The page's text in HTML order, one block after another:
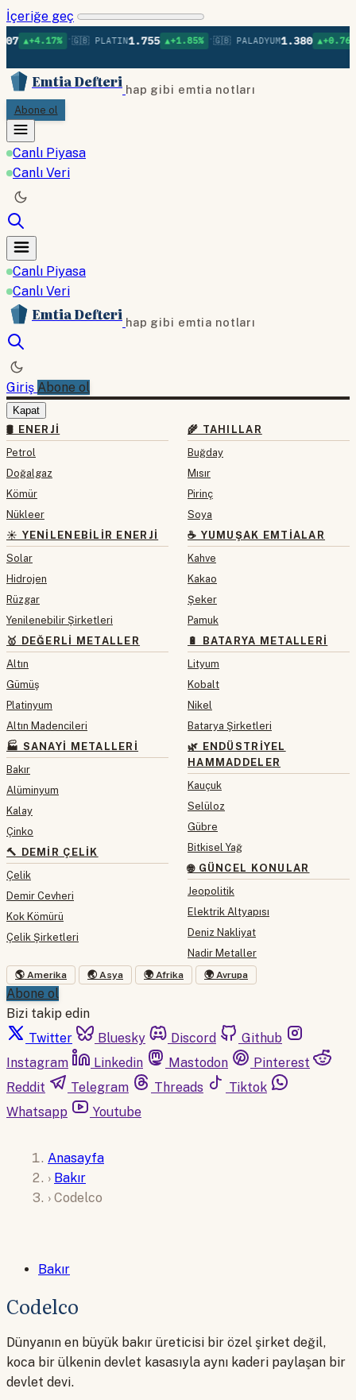
İçeriğe geç
• 🇬🇧 PLATIN1.755 ▲+1.85% • 🇬🇧 PALADYUM 1.380 ▲+0.76% • 🇬🇧
Emtia Defteri hap gibi emtia notları
Abone ol
Canlı Piyasa
Canlı Veri
Canlı Piyasa
Canlı Veri
Emtia Defteri hap gibi emtia notları
Giriş Abone ol
Kapat
🛢 ENERJI
Petrol
Doğalgaz
Kömür
Nükleer
☀️ YENILENEBILIR ENERJI
Solar
Hidrojen
Rüzgar
Yenilenebilir Şirketleri
🥇 DEĞERLI METALLER
Altın
Gümüş
Platinyum
Altın Madencileri
🏭 SANAYI METALLERI
Bakır
Alüminyum
Kalay
Çinko
🔨 DEMIR ÇELIK
Çelik
Demir Cevheri
Kok Kömürü
Çelik Şirketleri
🌾 TAHILLAR
Buğday
Mısır
Pirinç
Soya
☕ YUMUŞAK EMTIALAR
Kahve
Kakao
Şeker
Pamuk
🔋 BATARYA METALLERI
Lityum
Kobalt
Nikel
Batarya Şirketleri
🌿 ENDÜSTRIYEL
HAMMADDELER
Kauçuk
Selüloz
Gübre
Bitkisel Yağ
🌐 GÜNCEL KONULAR
Jeopolitik
Elektrik Altyapısı
Deniz Nakliyat
Nadir Metaller
🌎 Amerika 🌏 Asya 🌍 Afrika 🌍 Avrupa
Abone ol
Bizi takip edin
Twitter
Bluesky Discord
Github
Instagram
Linkedin Mastodon
Pinterest
Reddit
Telegram Threads
Tiktok
Whatsapp
Youtube
Anasayfa
› Bakır
› Codelco
Bakır
Codelco
Dünyanın en büyük bakır üreticisi bir özel şirket değil,
koca bir ülkenin devlet kasasıyla aynı kaderi paylaşan bir
devlet devi.